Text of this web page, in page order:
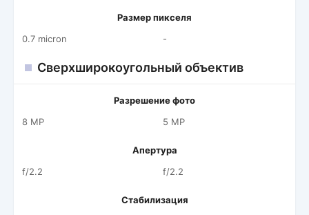
Размер пикселя
0.7 micron
-
Сверхширокоугольный объектив
Разрешение фото
8 MP
5 MP
Апертура
f/2.2
f/2.2
Стабилизация